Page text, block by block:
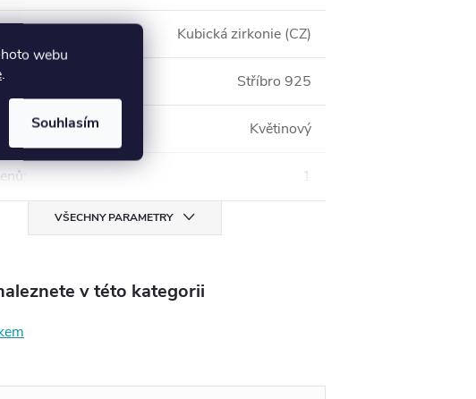
webu
.
Souhlasím
Kubická zirkonie (CZ)
Stříbro 925
Květinový
: 1
VŠECHNY PARAMETRY
v této kategorii